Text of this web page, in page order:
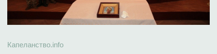
Капеланство.info